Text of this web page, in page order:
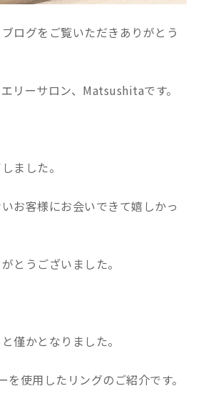
ログをご覧いただきありがとう
リーサロン、Matsushitaです。
ました。
お客様にお会いできて嬉しかっ
とうございました。
僅かとなりました。
使用したリングのご紹介です。